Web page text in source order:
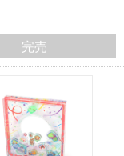
完売